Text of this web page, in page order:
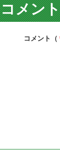
コメン
コメント（